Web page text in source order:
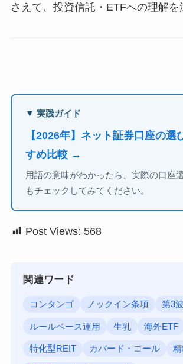
さえて、投資信託・ETFへの理解を
▼ 実践ガイド
【2026年】ネット証券口座の選
すめ比較 →
用語の意味がわかったら、実際の口座
もチェックしてみてください。
Post Views: 568
関連ワード
コンタンゴ ノックイン条項 第3波
ルールベース運用 生乳 海外ETF
特化型REIT カバード・コール